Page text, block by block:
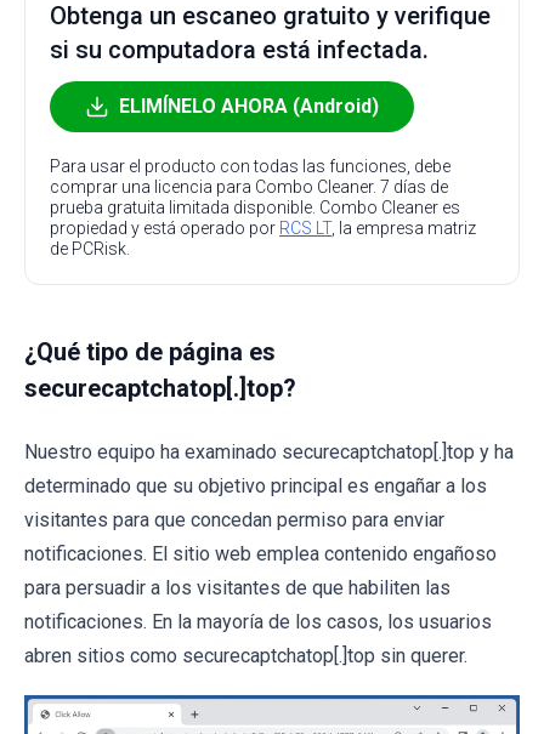
Obtenga un escaneo gratuito y verifique
si su computadora está infectada.
ELIMÍNELO AHORA (Android)
Para usar el producto con todas las funciones, debe
comprar una licencia para Combo Cleaner. 7 días de
prueba gratuita limitada disponible. Combo Cleaner es
propiedad y está operado por RCS LT, la empresa matriz
de PCRisk.
¿Qué tipo de página es
securecaptchatop[.]top?
Nuestro equipo ha examinado securecaptchatop[.]top y ha
determinado que su objetivo principal es engañar a los
visitantes para que concedan permiso para enviar
notificaciones. El sitio web emplea contenido engañoso
para persuadir a los visitantes de que habiliten las
notificaciones. En la mayoría de los casos, los usuarios
abren sitios como securecaptchatop[.]top sin querer.